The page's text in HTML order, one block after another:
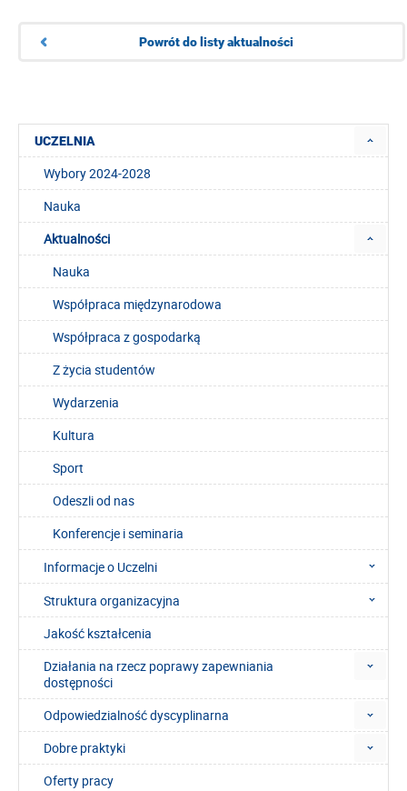
Powrót do listy aktualności
UCZELNIA
Wybory 2024-2028
Nauka
Aktualności
Nauka
Współpraca międzynarodowa
Współpraca z gospodarką
Z życia studentów
Wydarzenia
Kultura
Sport
Odeszli od nas
Konferencje i seminaria
Informacje o Uczelni
Struktura organizacyjna
Jakość kształcenia
Działania na rzecz poprawy zapewniania
dostępności
Odpowiedzialność dyscyplinarna
Dobre praktyki
Oferty pracy